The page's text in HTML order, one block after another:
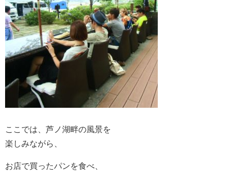
ここでは、芦ノ湖畔の風景を
楽しみながら、
お店で買ったパンを食べ、